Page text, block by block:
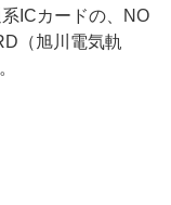
ICカードの、NO
（旭川電気軌